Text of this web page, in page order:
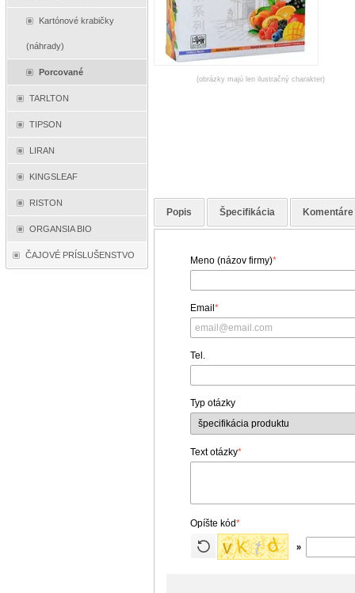
Kartónové krabičky
(náhrady)
Porcované
TARLTON
TIPSON
LIRAN
KINGSLEAF
RISTON
ORGANSIA BIO
ČAJOVÉ PRÍSLUŠENSTVO
(obrázky majú len ilustračný charakter)
Popis Špecifikácia Komentáre
Meno (názov firmy)*
Email*
Tel.
Typ otázky
Text otázky*
Opíšte kód*
»